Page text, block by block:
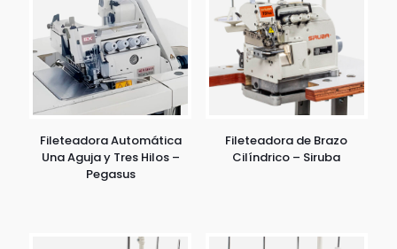
Fileteadora Automática
Una Aguja y Tres Hilos –
Pegasus
Fileteadora de Brazo
Cilíndrico – Siruba